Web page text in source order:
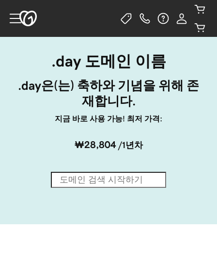
.day 도메인 이름
.day은(는) 축하와 기념을 위해 존
재합니다.
지금 바로 사용 가능! 최저 가격:
₩28,804 /1년차